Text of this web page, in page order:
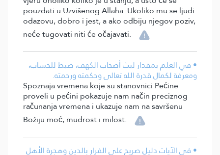
pouzdati u Uzvišenog Allaha. Ukoliko mu se ljudi
odazovu, dobro i jest, a ako odbiju njegov poziv,
neće tugovati niti će očajavati.
• في العلم بمقدار لبث أصحاب الكهف، ضبط للحساب،
ومعرفة لكمال قدرة الله تعالى وحكمته ورحمته.
Spoznaja vremena koje su stanovnici Pećine
proveli u pećini pokazuje nam način preciznog
računanja vremena i ukazuje nam na savršenu
Božiju moć, mudrost i milost.
• في الآيات دليل صريح على الفرار بالدين وهجرة الأهل